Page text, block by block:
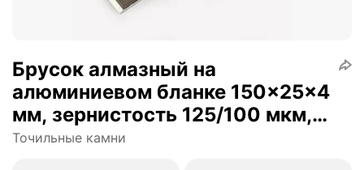
Брусок алмазный на
алюминиевом бланке 150x25x4
мм, зернистость 125/100 мкм,
шлифпорошок АС6,
Точильные камни